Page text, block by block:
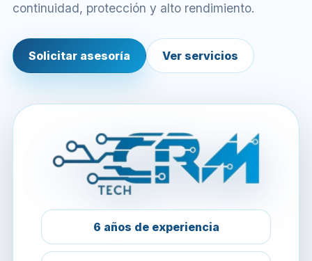
continuidad, protección y alto rendimiento.
Solicitar asesoría Ver servicios
6 años de experiencia